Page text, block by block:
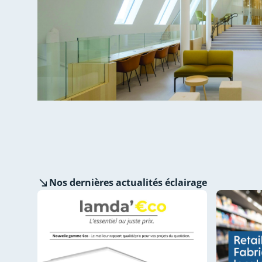
Nos dernièresactualités éclairage